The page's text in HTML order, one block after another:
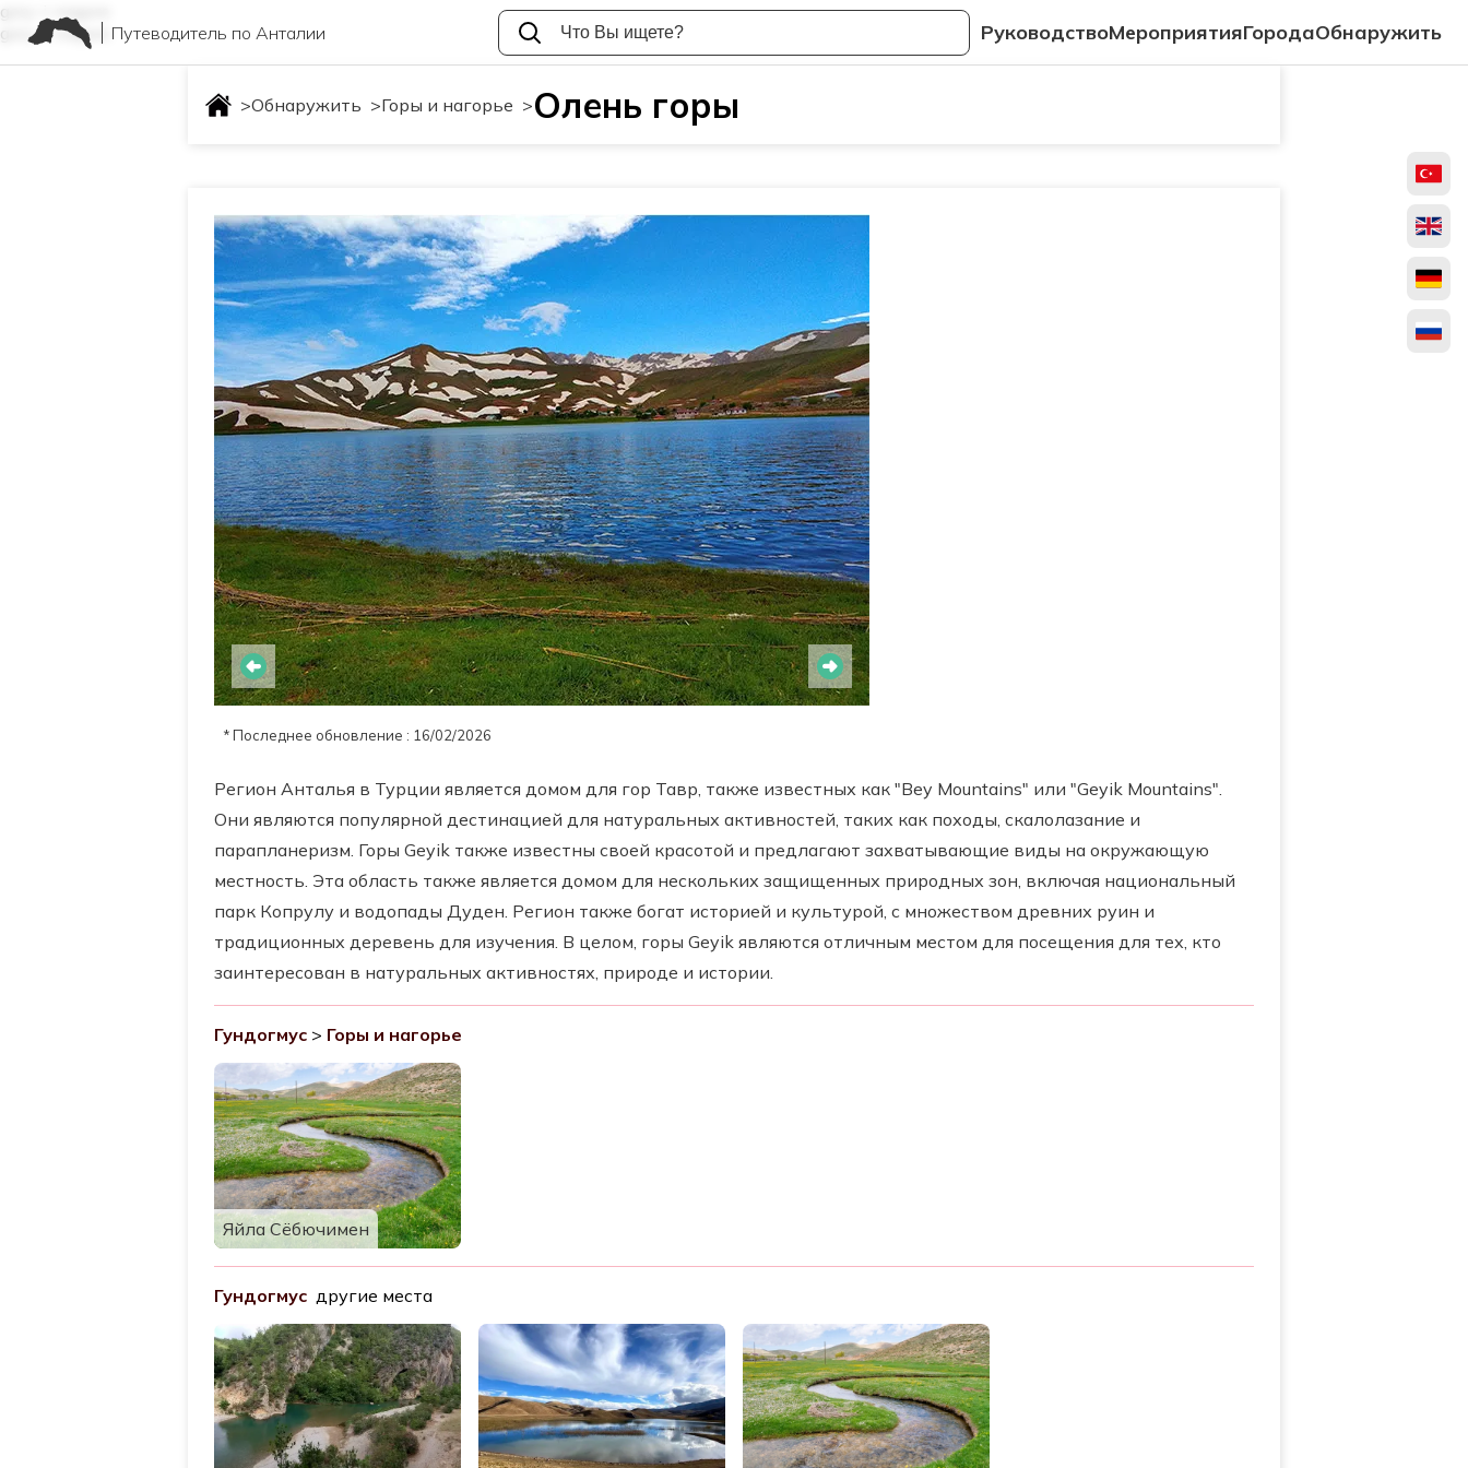
gory-i-nagore
gory-i-nagore Путеводитель по Анталии РуководствоМероприятияГородаОбнаружить
>Обнаружить >Горы и нагорье >Олень горы
* Последнее обновление : 16/02/2026
Регион Анталья в Турции является домом для гор Тавр, также известных как "Bey Mountains" или "Geyik Mountains".
Они являются популярной дестинацией для натуральных активностей, таких как походы, скалолазание и
парапланеризм. Горы Geyik также известны своей красотой и предлагают захватывающие виды на окружающую
местность. Эта область также является домом для нескольких защищенных природных зон, включая национальный
парк Копрулу и водопады Дуден. Регион также богат историей и культурой, с множеством древних руин и
традиционных деревень для изучения. В целом, горы Geyik являются отличным местом для посещения для тех, кто
заинтересован в натуральных активностях, природе и истории.
Гундогмус > Горы и нагорье
Яйла Сёбючимен
Гундогмус другие места